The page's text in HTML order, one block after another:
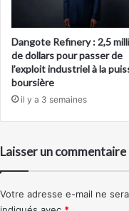
Dangote Refinery : 2,5
de dollars pour passer de
l’exploit industriel à la
boursière
il y a 3 semaines
Laisser un commentaire
Votre adresse e-mail ne